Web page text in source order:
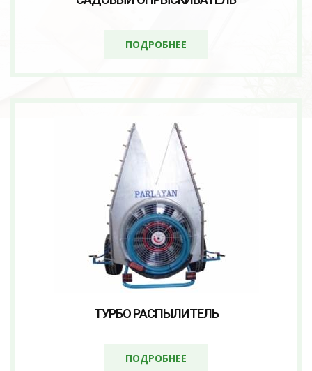
ПОДРОБНЕЕ
ТУРБО РАСПЫЛИТЕЛЬ
ПОДРОБНЕЕ